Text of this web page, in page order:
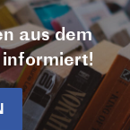
aus dem